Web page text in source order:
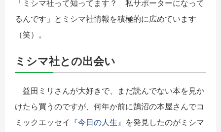
「ミシマ社って知ってます？ 私サポーターになって
るんです」とミシマ社情報を積極的に広めています
（笑）。
ミシマ社との出会い
益田ミリさんが大好きで、まだ読んでない本を見か
けたら買うのですが、何年か前に鵠沼の本屋さんでコ
ミックエッセイ 『今日の人生』 を発見したのがミシマ